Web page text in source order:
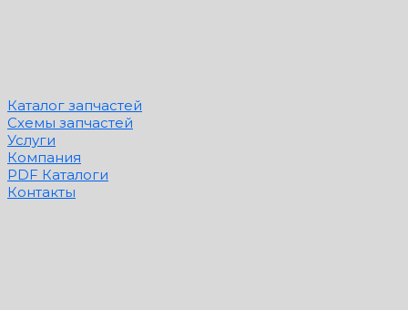
Каталог запчастей
Схемы запчастей
Услуги
Компания
PDF Каталоги
Контакты